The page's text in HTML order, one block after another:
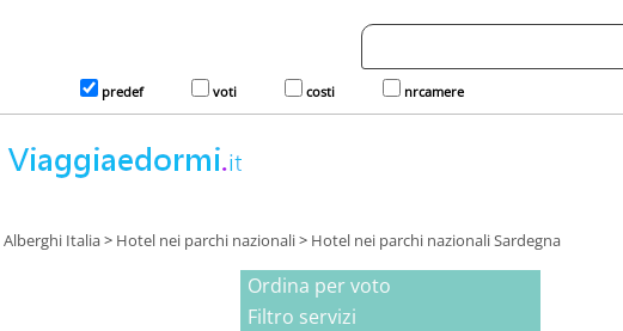
predef voti costi nrcamere
Alberghi Italia> Hotel nei parchi nazionali> Hotel nei parchi nazionali Sardegna
Ordina per voto
Filtro servizi